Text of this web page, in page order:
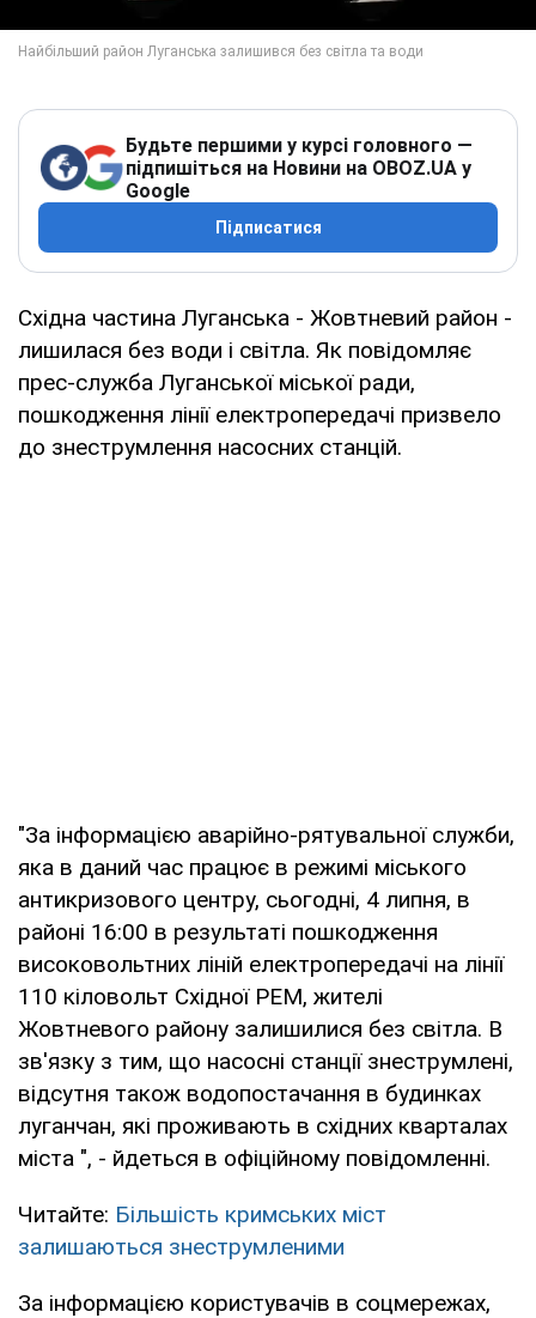
Будьте першими у курсі головного —
підпишіться на Новини на OBOZ.UA у
Google
Підписатися
Східна частина Луганська - Жовтневий район -
лишилася без води і світла. Як повідомляє
прес-служба Луганської міської ради,
пошкодження лінії електропередачі призвело
до знеструмлення насосних станцій.
"За інформацією аварійно-рятувальної служби,
яка в даний час працює в режимі міського
антикризового центру, сьогодні, 4 липня, в
районі 16:00 в результаті пошкодження
високовольтних ліній електропередачі на лінії
110 кіловольт Східної РЕМ, жителі
Жовтневого району залишилися без світла. В
зв'язку з тим, що насосні станції знеструмлені,
відсутня також водопостачання в будинках
луганчан, які проживають в східних кварталах
міста ", - йдеться в офіційному повідомленні.
Читайте: Більшість кримських міст
залишаються знеструмленими
За інформацією користувачів в соцмережах,